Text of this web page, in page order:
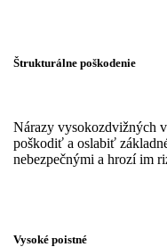
Štrukturálne poškodenie
Nárazy vysokozdvižných
poškodiť a oslabiť
nebezpečnými a hrozí im
Vysoké poistné